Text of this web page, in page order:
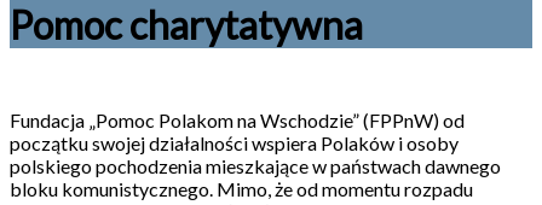
Pomoc charytatywna
Fundacja „Pomoc Polakom na Wschodzie” (FPPnW) od
początku swojej działalności wspiera Polaków i osoby
polskiego pochodzenia mieszkające w państwach dawnego
bloku komunistycznego. Mimo, że od momentu rozpadu